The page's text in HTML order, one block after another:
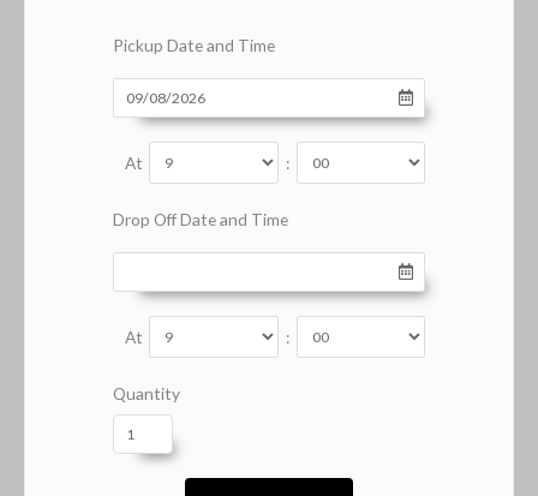
Pickup Date and Time
At :
Drop Off Date and Time
At :
Quantity